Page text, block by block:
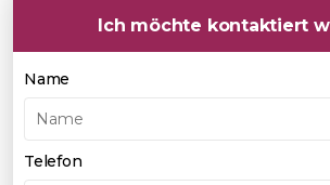
Ich möchte kontaktiert
Name
Telefon